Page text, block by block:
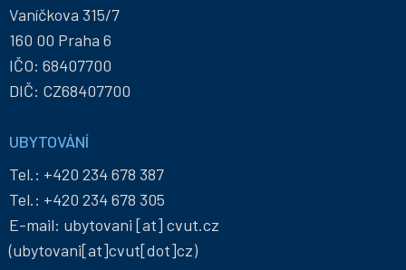
Vaníčkova 315/7
160 00 Praha 6
IČO: 68407700
DIČ: CZ68407700
UBYTOVÁNÍ
Tel.: +420 234 678 387
Tel.: +420 234 678 305
E-mail: ubytovani [at] cvut.cz
(ubytovani[at]cvut[dot]cz)